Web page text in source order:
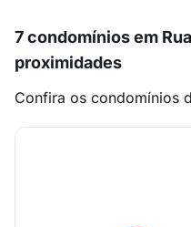
7 condomínios em
proximidades
Confira os condomínios